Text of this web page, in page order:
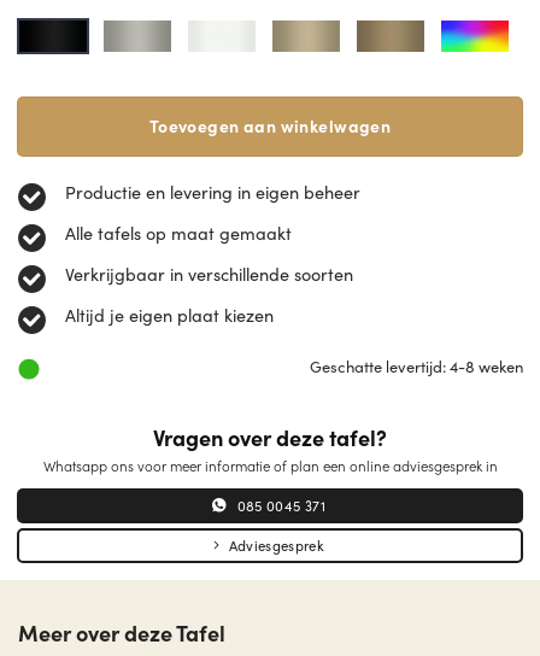
Toevoegen aan winkelwagen
Productie en levering in eigen beheer
Alle tafels op maat gemaakt
Verkrijgbaar in verschillende soorten
Altijd je eigen plaat kiezen
Geschatte levertijd: 4-8 weken
Vragen over deze tafel?
Whatsapp ons voor meer informatie of plan een online adviesgesprek in
085 0045 371
Adviesgesprek
Meer over deze Tafel